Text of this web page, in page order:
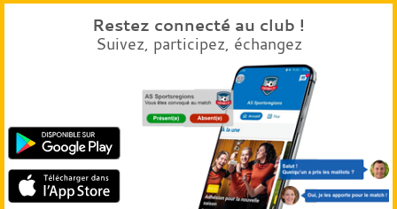
Restez connecté au club !
Suivez, participez, échangez